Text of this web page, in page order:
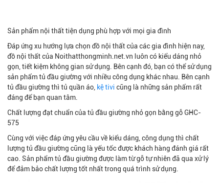
Sản phẩm nội thất tiện dụng phù hợp với mọi gia đình
Đáp ứng xu hướng lựa chọn đồ nội thất của các gia đình hiện nay,
đồ nội thất của Noithatthongminh.net.vn luôn có kiểu dáng nhỏ
gọn, tiết kiệm không gian sử dụng. Bên cạnh đó, bạn có thể sử dụng
sản phẩm tủ đầu giường với nhiều công dụng khác nhau. Bên cạnh
tủ đầu giường thì tủ quần áo, kệ tivi cũng là những sản phẩm rất
đáng để bạn quan tâm.
Chất lượng đạt chuẩn của tủ đầu giường nhỏ gọn bằng gỗ GHC-
575
Cùng với việc đáp ứng yêu cầu về kiểu dáng, công dụng thì chất
lượng tủ đầu giường cũng là yếu tốc được khách hàng đánh giá rất
cao. Sản phẩm tủ đầu giường được làm từ gỗ tự nhiên đã qua xử lý
để đảm bảo chất lượng tốt nhất trong quá trình sử dụng.